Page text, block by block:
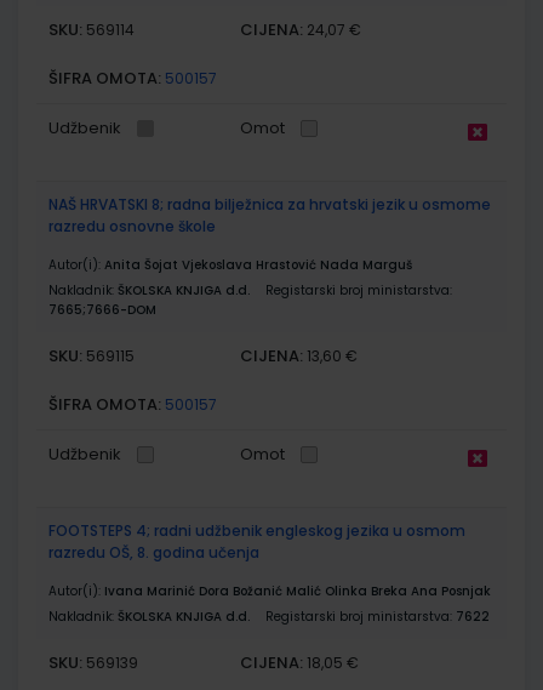
SKU: 569114 CIJENA: 24,07 €
ŠIFRA OMOTA: 500157
Udžbenik Omot
NAŠ HRVATSKI 8; radna bilježnica za hrvatski jezik u osmome
razredu osnovne škole
Autor(i): Anita Šojat Vjekoslava Hrastović Nada Marguš
Nakladnik: ŠKOLSKA KNJIGA d.d.
Registarski broj ministarstva:
7665;7666-DOM
SKU: 569115 CIJENA: 13,60 €
ŠIFRA OMOTA: 500157
Udžbenik Omot
FOOTSTEPS 4; radni udžbenik engleskog jezika u osmom
razredu OŠ, 8. godina učenja
Autor(i): Ivana Marinić Dora Božanić Malić Olinka Breka Ana Posnjak
Nakladnik: ŠKOLSKA KNJIGA d.d. Registarski broj ministarstva: 7622
SKU: 569139 CIJENA: 18,05 €